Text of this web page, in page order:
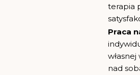
terapia
Praca
nad